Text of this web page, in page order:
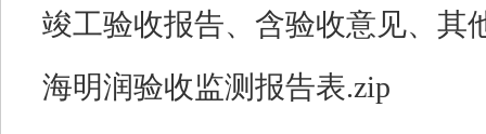
竣工验收报告、含验收意见、其
海明润验收监测报告表.zip